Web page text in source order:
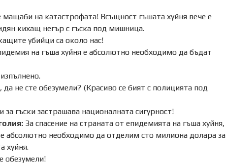
мащаби на катастрофата! Всъщност гъшата хуйня вече е
кихащ негър с гъска под мишница.
убийци са около нас!
на гъша хуйня е абсолютно необходимо да бъдат
да не сте обезумели? (Красиво се бият с полицията под
гъски застрашава националната сигурност!
За спасение на страната от епидемията на гъша хуйня,
абсолютно необходимо да отделим сто милиона долара за
хуйня.
обезумели!